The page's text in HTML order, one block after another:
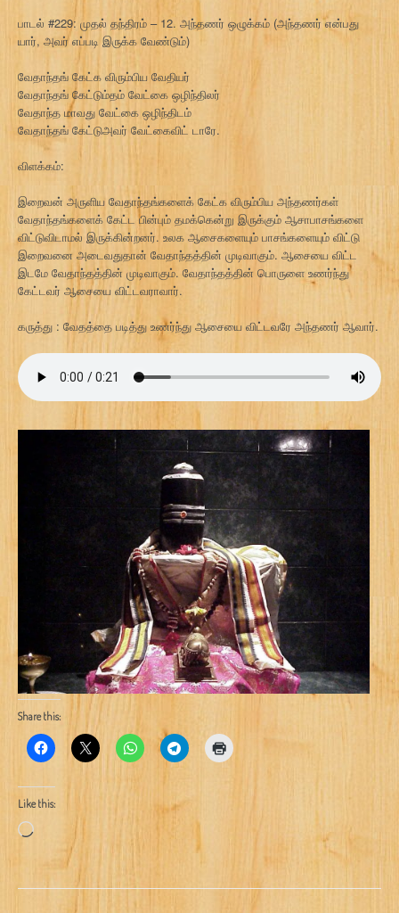
பாடல் #229: முதல் தந்திரம் – 12. அந்தணர் ஒழுக்கம் (அந்தணர் என்பது
யார், அவர் எப்படி இருக்க வேண்டும்)
வேதாந்தங் கேட்க விரும்பிய வேதியர்
வேதாந்தங் கேட்டும்தம் வேட்கை ஒழிந்திலர்
வேதாந்த மாவது வேட்கை ஒழிந்திடம்
வேதாந்தங் கேட்டுஅவர் வேட்கைவிட் டாரே.
விளக்கம்:
இறைவன் அருளிய வேதாந்தங்களைக் கேட்க விரும்பிய அந்தணர்கள்
வேதாந்தங்களைக் கேட்ட பின்பும் தமக்கென்று இருக்கும் ஆசாபாசங்களை
விட்டுவிடாமல் இருக்கின்றனர். உலக ஆசைகளையும் பாசங்களையும் விட்டு
இறைவனை அடைவதுதான் வேதாந்தத்தின் முடிவாகும். ஆசையை விட்ட
இடமே வேதாந்தத்தின் முடிவாகும். வேதாந்தத்தின் பொருளை உணர்ந்து
கேட்டவர் ஆசையை விட்டவராவார்.
கருத்து : வேதத்தை படித்து உணர்ந்து ஆசையை விட்டவரே அந்தணர் ஆவார்.
Share this:
Like this:
Loading…